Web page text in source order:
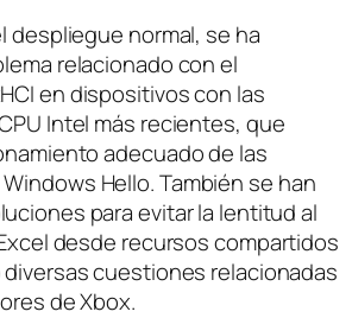
despliegue normal, se ha
relacionado con el
en dispositivos con las
Intel más recientes, que
adecuado de las
Hello. También se han
para evitar la lentitud al
desde recursos compartidos
diversas cuestiones relacionadas
de Xbox.